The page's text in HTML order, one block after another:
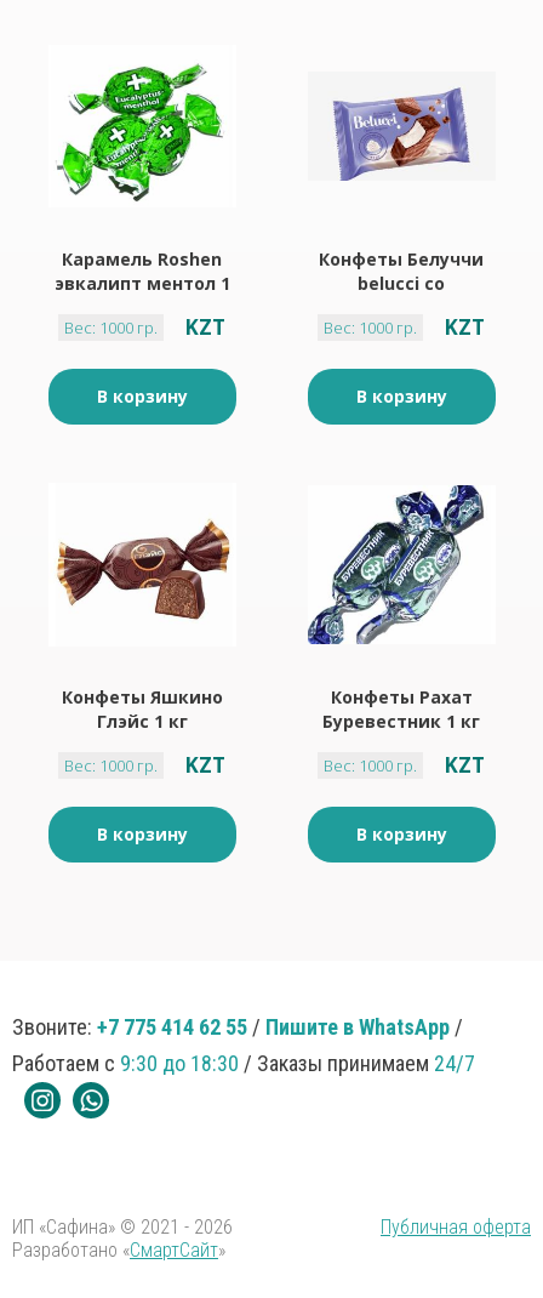
Карамель Roshen
эвкалипт ментол 1
Вес: 1000 гр. KZT
В корзину
Конфеты Белуччи
belucci со
1 кг
Вес: 1000 гр. KZT
В корзину
Конфеты Яшкино
Глэйс 1 кг
Вес: 1000 гр. KZT
В корзину
Конфеты Рахат
Буревестник 1 кг
Вес: 1000 гр. KZT
В корзину
Звоните: +7 775 414 62 55 / Пишите в WhatsApp /
Работаем с 9:30 до 18:30 / Заказы принимаем 24/7
ИП «Сафина» © 2021 - 2026
Публичная оферта
Разработано «СмартСайт»